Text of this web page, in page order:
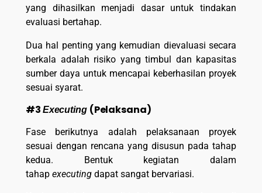
yang dihasilkan menjadi dasar untuk tindakan
evaluasi bertahap.
Dua hal penting yang kemudian dievaluasi secara
berkala adalah risiko yang timbul dan kapasitas
sumber daya untuk mencapai keberhasilan proyek
sesuai syarat.
#3 Executing (Pelaksana)
Fase berikutnya adalah pelaksanaan proyek
sesuai dengan rencana yang disusun pada tahap
kedua. Bentuk kegiatan dalam
tahap executing dapat sangat bervariasi.